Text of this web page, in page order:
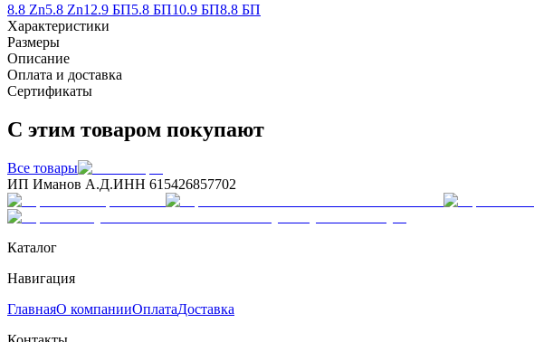
8.8 Zn5.8 Zn12.9 БП5.8 БП10.9 БП8.8 БП
Характеристики
Размеры
Описание
Оплата и доставка
Сертификаты
С этим товаром покупают
Все товары
ИП Иманов А.Д.ИНН 615426857702
Каталог
Навигация
ГлавнаяО компанииОплатаДоставка